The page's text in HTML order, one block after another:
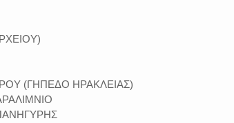
(ΓΗΠΕΔΟ ΗΡΑΚΛΕΙΑΣ)